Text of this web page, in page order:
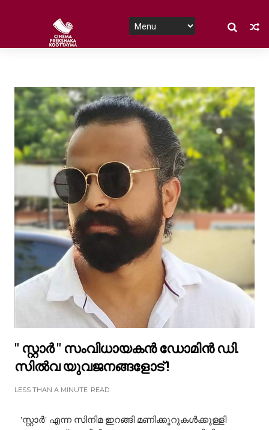
" സ്റ്റാർ " സംവിധായകൻ ഡോമിൻ ഡി.
സിൽവ യുവജനങ്ങളോട് !
LESS THAN A MINUTE READ
'സ്റ്റാർ' എന്ന സിനിമ ഇറങ്ങി മണിക്കൂറുകൾക്കുള്ളി